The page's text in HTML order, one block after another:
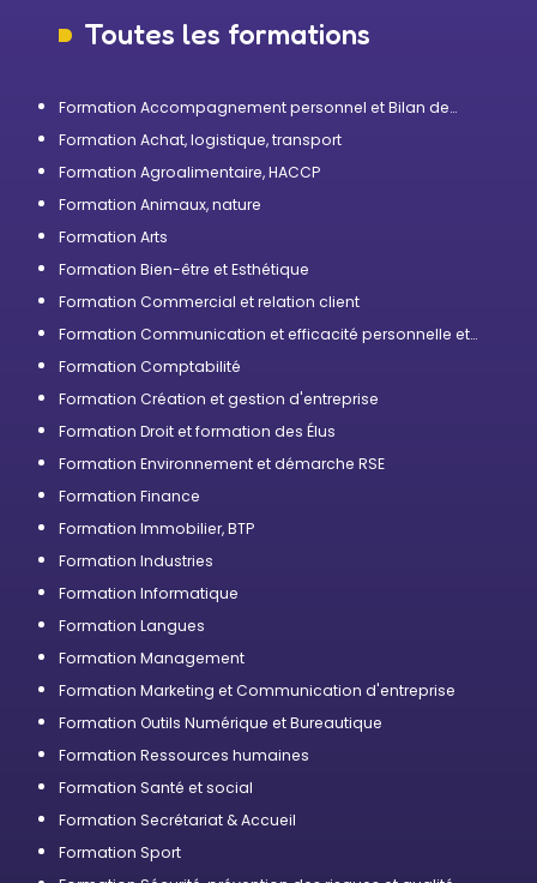
Toutes les formations
Formation Accompagnement personnel et Bilan de
Formation Achat, logistique, transport
Formation Agroalimentaire, HACCP
Formation Animaux, nature
Formation Arts
Formation Bien-être et Esthétique
Formation Commercial et relation client
Formation Communication et efficacité personnelle et
Formation Comptabilité
Formation Création et gestion d'entreprise
Formation Droit et formation des Élus
Formation Environnement et démarche RSE
Formation Finance
Formation Immobilier, BTP
Formation Industries
Formation Informatique
Formation Langues
Formation Management
Formation Marketing et Communication d'entreprise
Formation Outils Numérique et Bureautique
Formation Ressources humaines
Formation Santé et social
Formation Secrétariat & Accueil
Formation Sport